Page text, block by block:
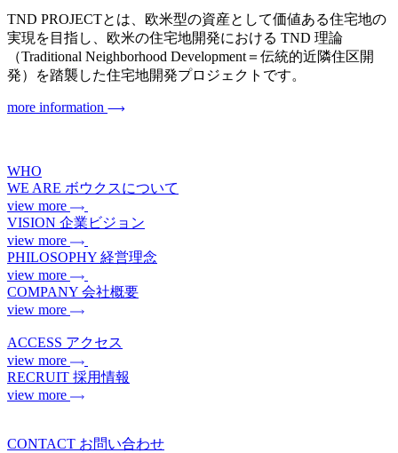
TND PROJECTとは、欧米型の資産として価値ある住宅地の
実現を目指し、欧米の住宅地開発における TND 理論
（Traditional Neighborhood Development＝伝統的近隣住区開
発）を踏襲した住宅地開発プロジェクトです。
more information
WHO
WE ARE ボウクスについて
view more
VISION 企業ビジョン
view more
PHILOSOPHY 経営理念
view more
COMPANY 会社概要
view more
ACCESS アクセス
view more
RECRUIT 採用情報
view more
CONTACT お問い合わせ